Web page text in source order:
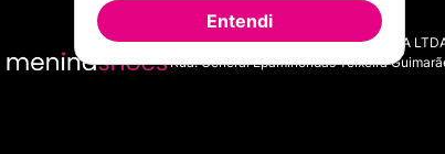
MENINA SHOES COMERCIO DE MODA
Rua: General Epaminondas Teixeira
Entendi